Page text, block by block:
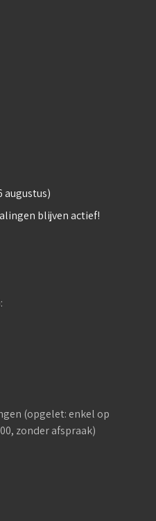
augustus)
blijven actief!
(opgelet: enkel op
zonder afspraak)